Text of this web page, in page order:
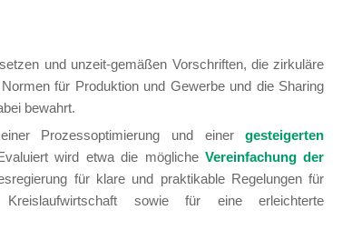
und unzeit-gemäßen Vorschriften, die zirkuläre
für Produktion und Gewerbe und die Sharing
bewahrt.
Prozessoptimierung und einergesteigerten
wird etwa die möglicheVereinfachung der
für klare und praktikable Regelungen für
sowie für eine erleichterte